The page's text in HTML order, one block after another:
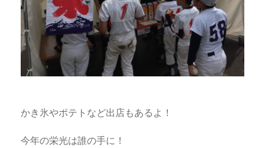
かき氷やポテトなど出店もあるよ！
今年の栄光は誰の手に！